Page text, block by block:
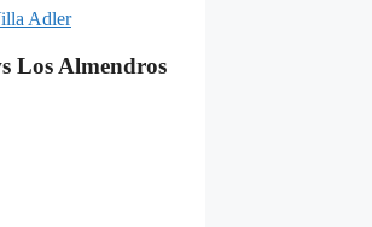
Adler
Los Almendros